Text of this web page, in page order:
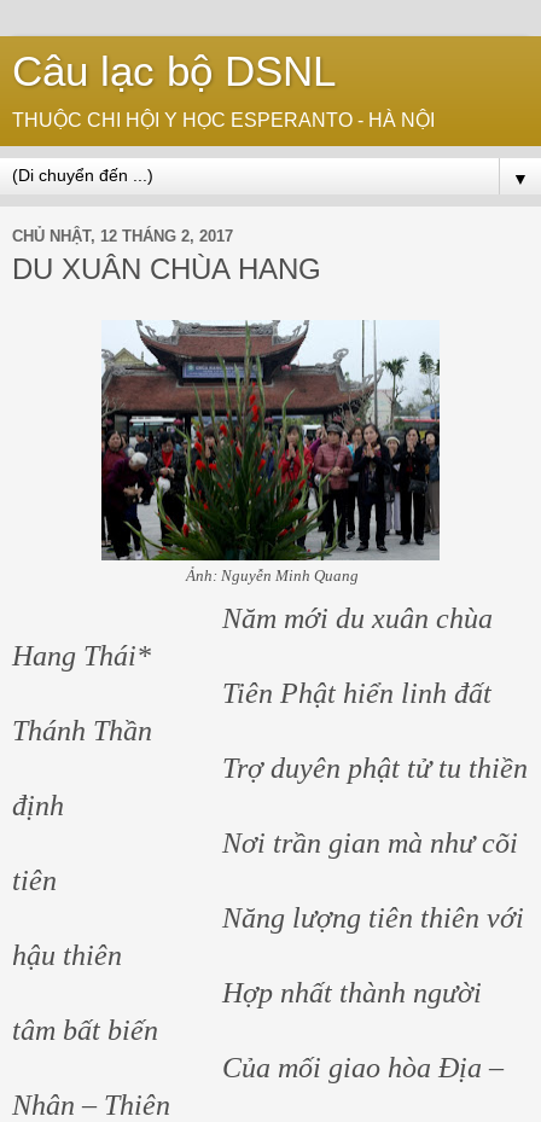
Câu lạc bộ DSNL
THUỘC CHI HỘI Y HỌC ESPERANTO - HÀ NỘI
▼
CHỦ NHẬT, 12 THÁNG 2, 2017
DU XUÂN CHÙA HANG
Ảnh: Nguyễn Minh Quang
Năm mới du xuân chùa
Hang Thái*
Tiên Phật hiển linh đất
Thánh Thần
Trợ duyên phật tử tu thiền
định
Nơi trần gian mà như cõi
tiên
Năng lượng tiên thiên với
hậu thiên
Hợp nhất thành người
tâm bất biến
Của mối giao hòa Địa –
Nhân – Thiên